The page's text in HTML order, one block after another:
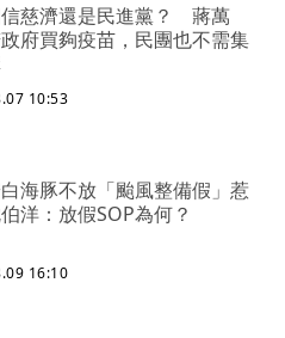
慈濟還是民進黨？ 蔣萬
府買夠疫苗，民團也不需集
10:53
海豚不放「颱風整備假」惹
洋：放假SOP為何？
16:10